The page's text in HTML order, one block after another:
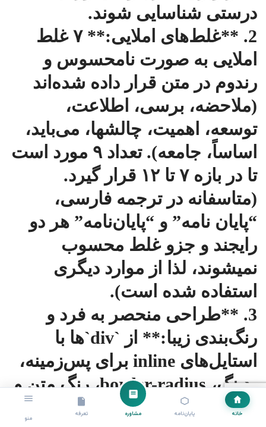
خانه پایان‌نامه مشاوره تعرفه
منو
درستی شناسایی شوند.
2. **غلط‌های املایی:** ۷ غلط
املایی به صورت نامحسوس و
رندوم در متن قرار داده شده‌اند
(ملاحضه، برسی، اطلاعت،
توسعه، اهمیت، چالشها، می‌باید،
اساساً، جامعه). تعداد ۹ مورد است
تا در بازه ۷ تا ۱۲ قرار گیرد.
(متاسفانه در ترجمه فارسی،
“پایان نامه” و “پایان‌نامه” هر دو
رایجند و جزو غلط محسوب
نمیشوند، لذا از موارد دیگری
استفاده شده است).
3. **طراحی منحصر به فرد و
رنگ‌بندی زیبا:** از `div`ها با
استایل‌های inline برای پس‌زمینه،
پدینگ، border-radius، رنگ متن و
سایه‌ها استفاده شده تا ظاهری